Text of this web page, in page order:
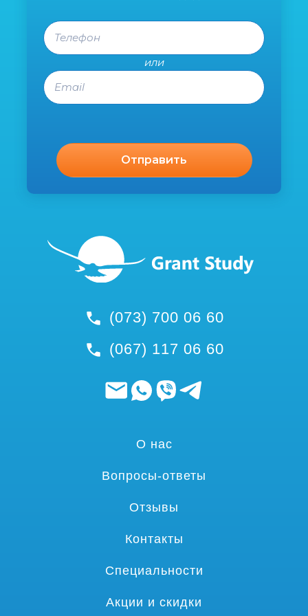
(073) 700 06 60
(067) 117 06 60
Телефон
или
Email
О нас
Вопросы-ответы
Отзывы
Контакты
Специальности
Акции и скидки